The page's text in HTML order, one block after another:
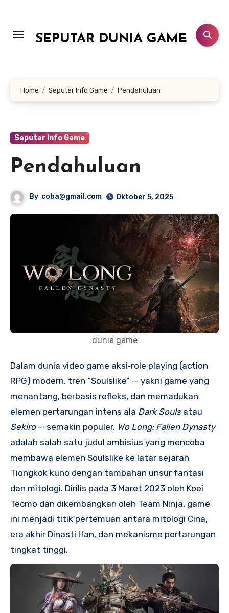
konten
SEPUTAR DUNIA GAME
Home Seputar Info Game Pendahuluan
Seputar Info Game
Pendahuluan
By coba@gmail.com Oktober 5, 2025
dunia game
Dalam dunia video game aksi‑role playing (action
RPG) modern, tren “Soulslike” — yakni game yang
menantang, berbasis refleks, dan memadukan
elemen pertarungan intens ala Dark Soulsatau
Sekiro— semakin populer. Wo Long: Fallen Dynasty
adalah salah satu judul ambisius yang mencoba
membawa elemen Soulslike ke latar sejarah
Tiongkok kuno dengan tambahan unsur fantasi
dan mitologi. Dirilis pada 3 Maret 2023 oleh Koei
Tecmo dan dikembangkan oleh Team Ninja, game
ini menjadi titik pertemuan antara mitologi Cina,
era akhir Dinasti Han, dan mekanisme pertarungan
tingkat tinggi.